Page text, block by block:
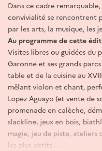
Dans ce cadre
convivialité se rencontrent
par les arts, la musique, les
Au programme de cette
Visites libres ou guidées du
Garonne et ses grands
table et de la cuisine au
mêlant violon et chant,
Lopez Aguayo (et vente de
promenade en calèche,
slackline, jeux en bois,
magie, jeu de piste, ateliers
les plus petits ...